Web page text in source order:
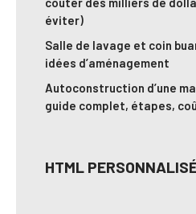
éviter)
Salle de lavage et coin
idées d’aménagement
Autoconstruction d’une
guide complet, étapes,
HTML